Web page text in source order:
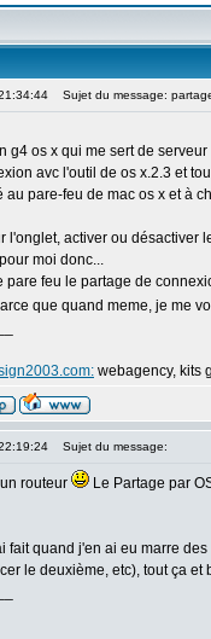
Sujet du message:
g4 os x qui me sert de
avc l'outil de os x.2.3 et
au pare-feu de mac os x et à
l'onglet, activer ou désactiver
moi donc...
pare feu le partage de
que quand meme, je me
webagency, kits
Sujet du message:
routeur
Le Partage par
fait quand j'en ai eu marre
le deuxième, etc), tout ça